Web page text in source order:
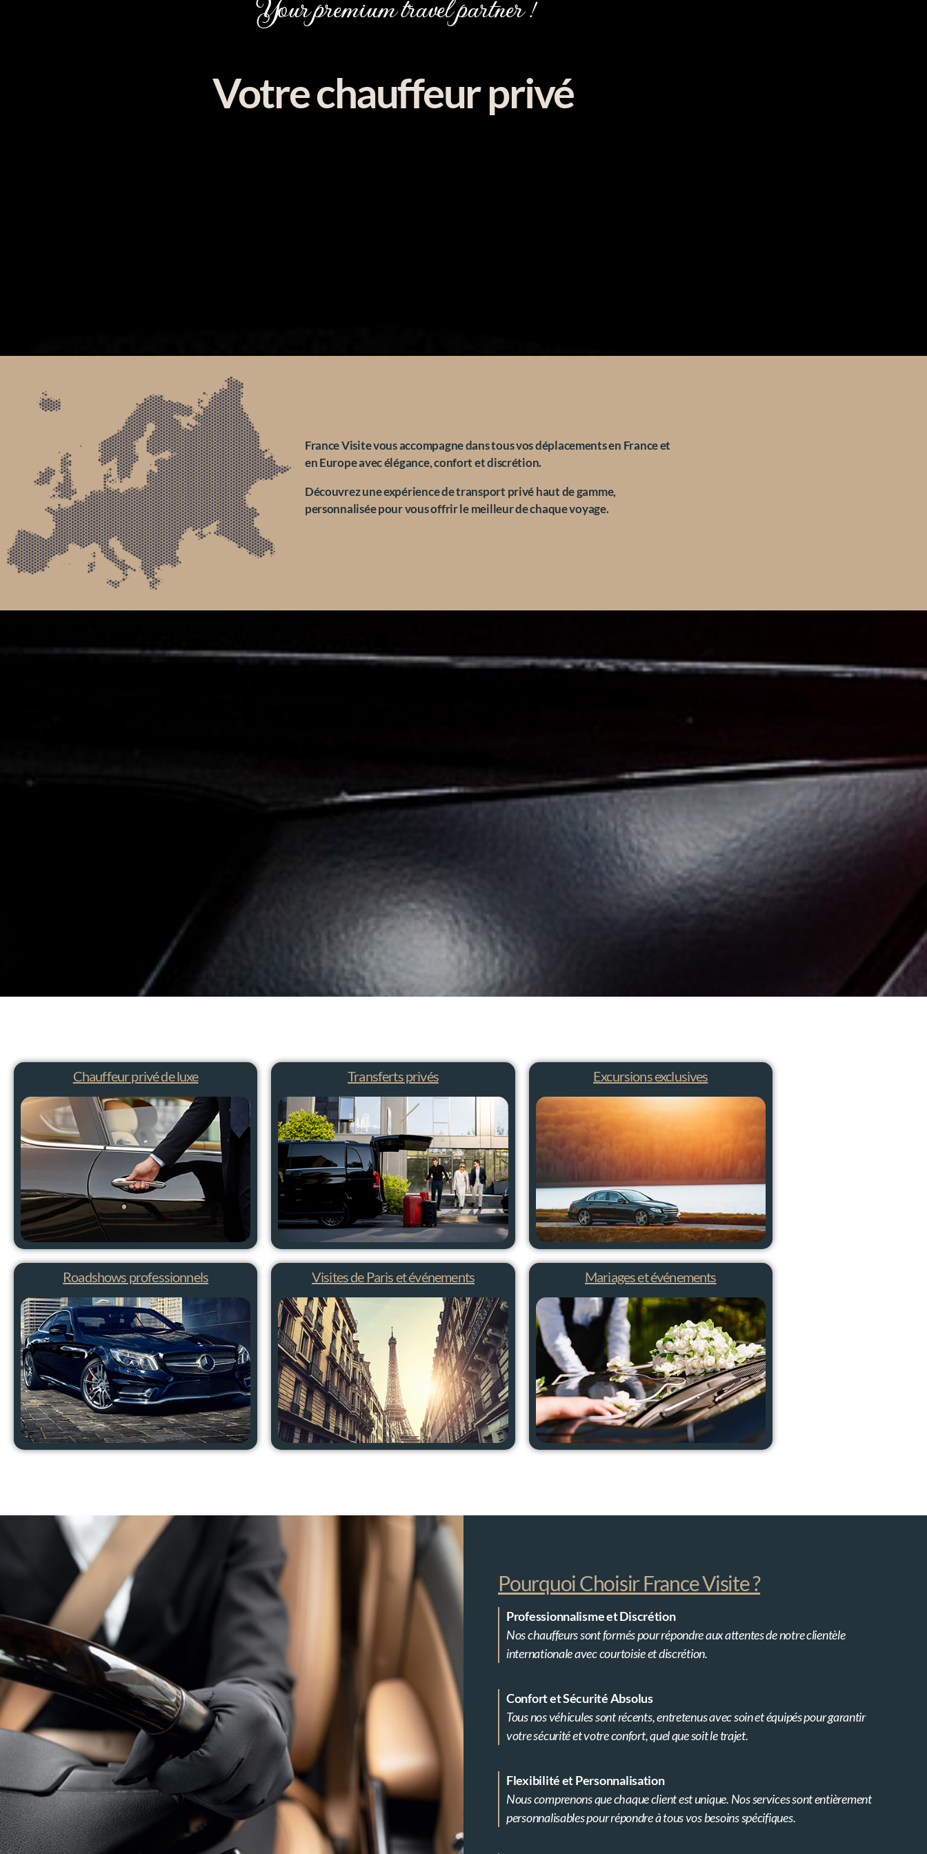
Your premium travel partner !
Votre chauffeur privé
France Visite vous accompagne dans tous vos déplacements en France et
en Europe avec élégance, confort et discrétion.
Découvrez une expérience de transport privé haut de gamme,
personnalisée pour vous offrir le meilleur de chaque voyage.
Chauffeur privé de luxe Transferts privés Excursions exclusives
Roadshows professionnels Visites de Paris et événements Mariages et événements
Pourquoi Choisir France Visite ?
Professionnalisme et Discrétion
Nos chauffeurs sont formés pour répondre aux attentes de notre clientèle
internationale avec courtoisie et discrétion.
Confort et Sécurité Absolus
Tous nos véhicules sont récents, entretenus avec soin et équipés pour garantir
votre sécurité et votre confort, quel que soit le trajet.
Flexibilité et Personnalisation
Nous comprenons que chaque client est unique. Nos services sont entièrement
personnalisables pour répondre à tous vos besoins spécifiques.